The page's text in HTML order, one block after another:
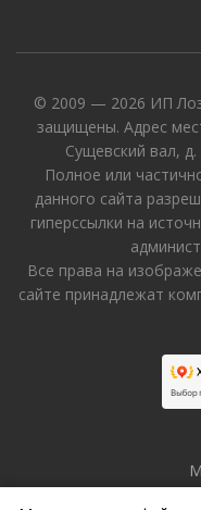
© 2009 — 2026 ИП
защищены. Адрес
Сущевский вал,
Полное или
данного сайта
гиперссылки на
Все права на
сайте принадлежат